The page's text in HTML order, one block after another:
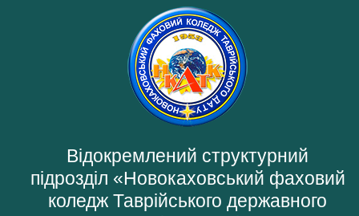
Відокремлений структурний
підрозділ «Новокаховський фаховий
коледж Таврійського державного